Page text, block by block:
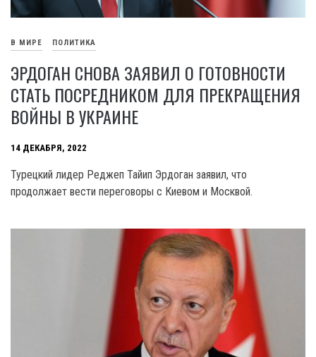
В МИРЕ ПОЛИТИКА
ЭРДОГАН СНОВА ЗАЯВИЛ О ГОТОВНОСТИ
СТАТЬ ПОСРЕДНИКОМ ДЛЯ ПРЕКРАЩЕНИЯ
ВОЙНЫ В УКРАИНЕ
14 ДЕКАБРЯ, 2022
Турецкий лидер Реджеп Тайип Эрдоган заявил, что
продолжает вести переговоры с Киевом и Москвой.